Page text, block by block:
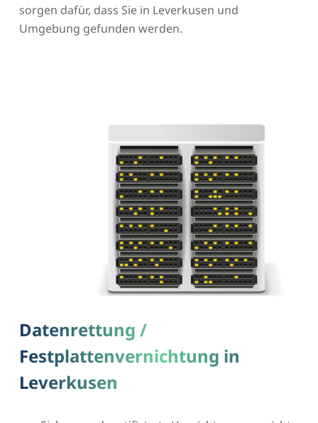
sorgen dafür, dass Sie in Leverkusen und
Umgebung gefunden werden.
Datenrettung /
Festplattenvernichtung in
Leverkusen